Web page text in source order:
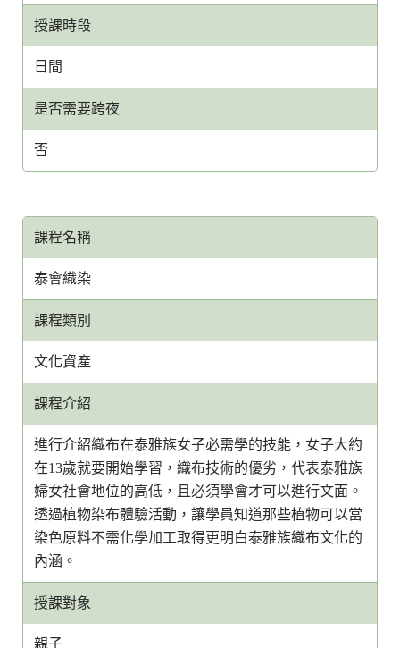
授課時段
日間
是否需要跨夜
否
課程名稱
泰會織染
課程類別
文化資產
課程介紹
進行介紹織布在泰雅族女子必需學的技能，女子大約
在13歲就要開始學習，織布技術的優劣，代表泰雅族
婦女社會地位的高低，且必須學會才可以進行文面。
透過植物染布體驗活動，讓學員知道那些植物可以當
染色原料不需化學加工取得更明白泰雅族織布文化的
內涵。
授課對象
親子